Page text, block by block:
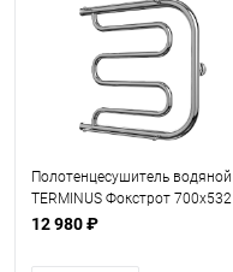
Полотенцесушитель водяной
TERMINUS Фокстрот 700х532
12 980 ₽